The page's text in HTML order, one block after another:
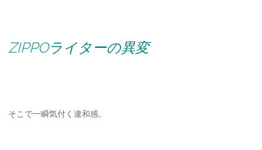
ZIPPOライターの異変
そこで一瞬気付く違和感。